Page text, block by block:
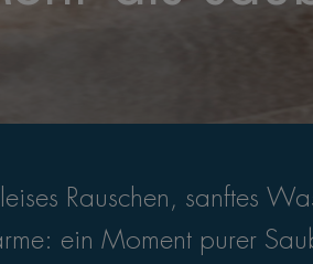
Rauschen, sanftes
ein Moment purer